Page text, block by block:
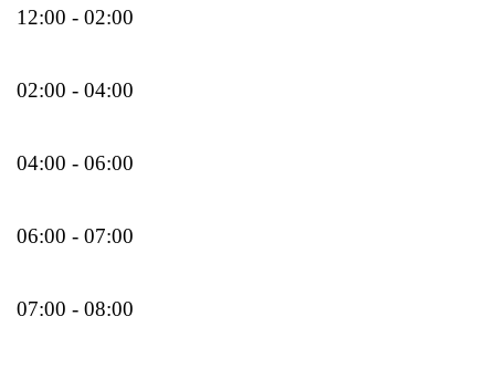
12:00 - 02:00
02:00 - 04:00
04:00 - 06:00
06:00 - 07:00
07:00 - 08:00